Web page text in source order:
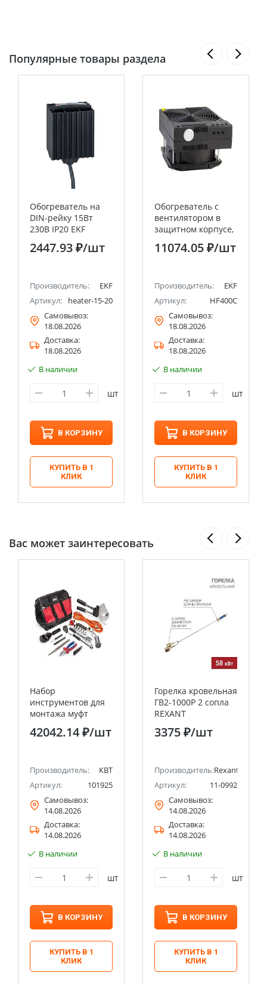
Популярные товары раздела
Обогреватель на
DIN-рейку 15Вт
230В IP20 EKF
2447.93 ₽/шт
Производитель:
EKF
Артикул:
heater-15-20
Самовывоз:
18.08.2026
Доставка:
18.08.2026
В наличии
шт
В КОРЗИНУ
КУПИТЬ В 1
КЛИК
Обогреватель с
вентилятором в
защитном корпусе,
400 Вт EKF PROxima
11074.05 ₽/шт
Производитель:
EKF
Артикул:
HF400C
Самовывоз:
18.08.2026
Доставка:
18.08.2026
В наличии
шт
В КОРЗИНУ
КУПИТЬ В 1
КЛИК
Вас может заинтересовать
Набор
инструментов для
монтажа муфт
НИМ-3 «Сшитик» 9
предметов в сумке
42042.14 ₽/шт
Производитель:
КВТ
Артикул:
101925
Самовывоз:
14.08.2026
Доставка:
14.08.2026
В наличии
шт
В КОРЗИНУ
КУПИТЬ В 1
КЛИК
Горелка кровельная
ГВ2-1000Р 2 сопла
REXANT
3375 ₽/шт
Производитель:Rexant
Артикул:
11-0992
Самовывоз:
14.08.2026
Доставка:
14.08.2026
В наличии
шт
В КОРЗИНУ
КУПИТЬ В 1
КЛИК